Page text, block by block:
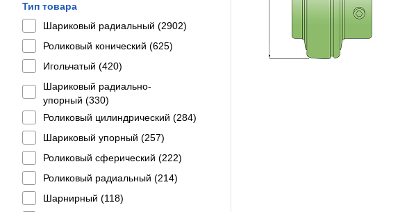
Тип товара
Шариковый радиальный (2902)
Роликовый конический (625)
Игольчатый (420)
Шариковый радиально-
упорный (330)
Роликовый цилиндрический (284)
Шариковый упорный (257)
Роликовый сферический (222)
Роликовый радиальный (214)
Шарнирный (118)